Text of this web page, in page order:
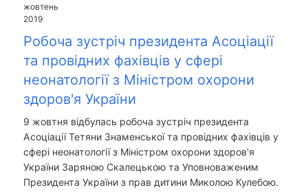
жовтень
2019
Робоча зустріч президента Асоціації
та провідних фахівців у сфері
неонатології з Міністром охорони
здоров'я України
9 жовтня відбулась робоча зустріч президента
Асоціації Тетяни Знаменської та провідних фахівців у
сфері неонатології з Міністром охорони здоров'я
України Заряною Скалецькою та Уповноваженим
Президента України з прав дитини Миколою Кулебою.